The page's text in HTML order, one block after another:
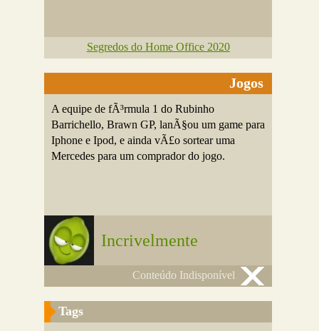
Segredos do Home Office 2020
Jogos
A equipe de fÃ³rmula 1 do Rubinho
Barrichello, Brawn GP, lanÃ§ou um game para
Iphone e Ipod, e ainda vÃ£o sortear uma
Mercedes para um comprador do jogo.
Incrivelmente
Conteúdo Indisponível
Tags